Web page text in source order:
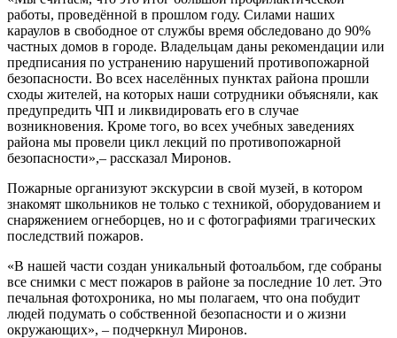
работы, проведённой в прошлом году. Силами наших
караулов в свободное от службы время обследовано до 90%
частных домов в городе. Владельцам даны рекомендации или
предписания по устранению нарушений противопожарной
безопасности. Во всех населённых пунктах района прошли
сходы жителей, на которых наши сотрудники объясняли, как
предупредить ЧП и ликвидировать его в случае
возникновения. Кроме того, во всех учебных заведениях
района мы провели цикл лекций по противопожарной
безопасности»,– рассказал Миронов.
Пожарные организуют экскурсии в свой музей, в котором
знакомят школьников не только с техникой, оборудованием и
снаряжением огнеборцев, но и с фотографиями трагических
последствий пожаров.
«В нашей части создан уникальный фотоальбом, где собраны
все снимки с мест пожаров в районе за последние 10 лет. Это
печальная фотохроника, но мы полагаем, что она побудит
людей подумать о собственной безопасности и о жизни
окружающих», – подчеркнул Миронов.